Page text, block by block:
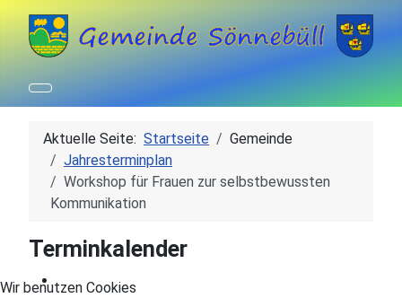
Aktuelle Seite: Startseite
Gemeinde
Jahresterminplan
Workshop für Frauen zur selbstbewussten
Kommunikation
Terminkalender
Wir benutzen Cookies